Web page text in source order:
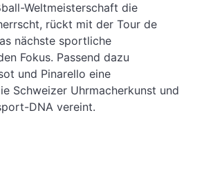
Weltmeisterschaft die
rückt mit der Tour de
nächste sportliche
Fokus. Passend dazu
und Pinarello eine
Schweizer Uhrmacherkunst und
DNA vereint.